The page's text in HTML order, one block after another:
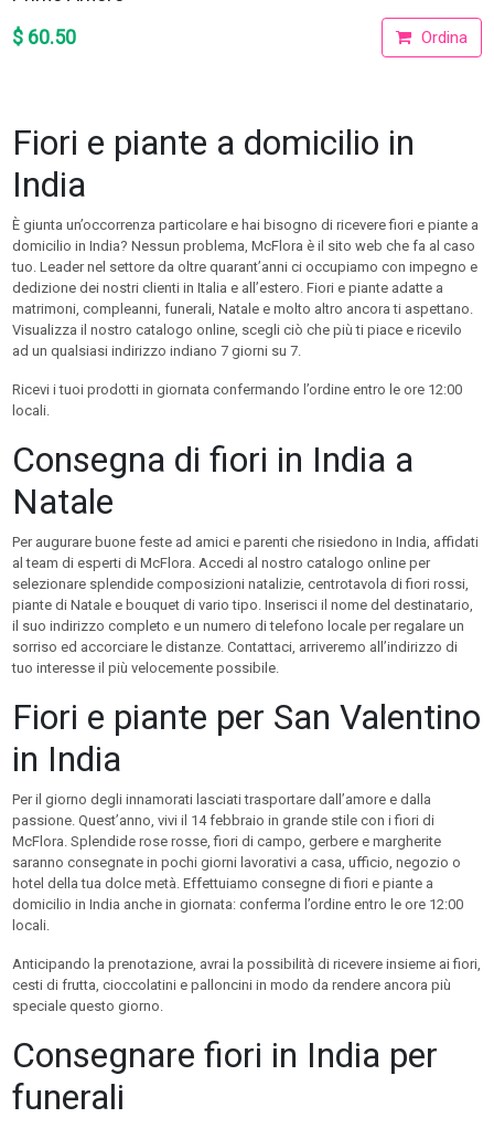
$ 60.50
Ordina
Fiori e piante a domicilio in
India
È giunta un’occorrenza particolare e hai bisogno di ricevere fiori e piante a
domicilio in India? Nessun problema, McFlora è il sito web che fa al caso
tuo. Leader nel settore da oltre quarant’anni ci occupiamo con impegno e
dedizione dei nostri clienti in Italia e all’estero. Fiori e piante adatte a
matrimoni, compleanni, funerali, Natale e molto altro ancora ti aspettano.
Visualizza il nostro catalogo online, scegli ciò che più ti piace e ricevilo
ad un qualsiasi indirizzo indiano 7 giorni su 7.
Ricevi i tuoi prodotti in giornata confermando l’ordine entro le ore 12:00
locali.
Consegna di fiori in India a
Natale
Per augurare buone feste ad amici e parenti che risiedono in India, affidati
al team di esperti di McFlora. Accedi al nostro catalogo online per
selezionare splendide composizioni natalizie, centrotavola di fiori rossi,
piante di Natale e bouquet di vario tipo. Inserisci il nome del destinatario,
il suo indirizzo completo e un numero di telefono locale per regalare un
sorriso ed accorciare le distanze. Contattaci, arriveremo all’indirizzo di
tuo interesse il più velocemente possibile.
Fiori e piante per San Valentino
in India
Per il giorno degli innamorati lasciati trasportare dall’amore e dalla
passione. Quest’anno, vivi il 14 febbraio in grande stile con i fiori di
McFlora. Splendide rose rosse, fiori di campo, gerbere e margherite
saranno consegnate in pochi giorni lavorativi a casa, ufficio, negozio o
hotel della tua dolce metà. Effettuiamo consegne di fiori e piante a
domicilio in India anche in giornata: conferma l’ordine entro le ore 12:00
locali.
Anticipando la prenotazione, avrai la possibilità di ricevere insieme ai fiori,
cesti di frutta, cioccolatini e palloncini in modo da rendere ancora più
speciale questo giorno.
Consegnare fiori in India per
funerali